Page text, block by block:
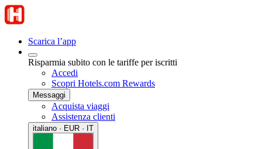
Scarica l’app
Risparmia subito con le tariffe per iscritti
Accedi
Scopri Hotels.com Rewards
Messaggi
Acquista viaggi
Assistenza clienti
italiano · EUR · IT